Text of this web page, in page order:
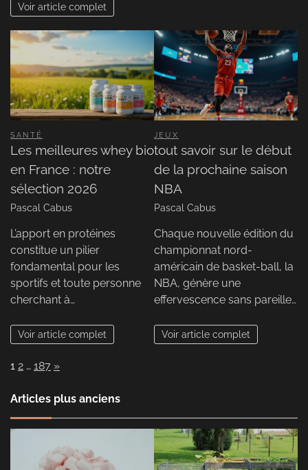
Voir article complet
SANTÉ
Les meilleures whey bio
en France : notre
sélection 2026
Pascal Cabus
L’apport en protéines
constitue un pilier
fondamental pour les
sportifs et toute personne
cherchant à…
Voir article complet
JEUX
tout savoir sur le début
de la prochaine saison
NBA
Pascal Cabus
Chaque nouvelle édition du
championnat nord-
américain de basket-ball, la
NBA, génère une
effervescence sans pareille…
Voir article complet
Page:
1 2 … 187 Next
»
Articles plus anciens